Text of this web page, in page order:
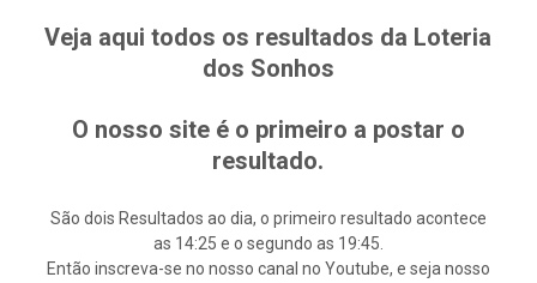
Veja aqui todos os resultados da Loteria
dos Sonhos
O nosso site é o primeiro a postar o
resultado.
São dois Resultados ao dia, o primeiro resultado acontece
as 14:25 e o segundo as 19:45.
Então inscreva-se no nosso canal no Youtube, e seja nosso